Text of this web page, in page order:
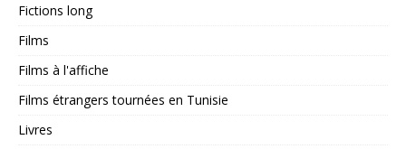
Fictions long
Films
Films à l'affiche
Films étrangers tournées en Tunisie
Livres